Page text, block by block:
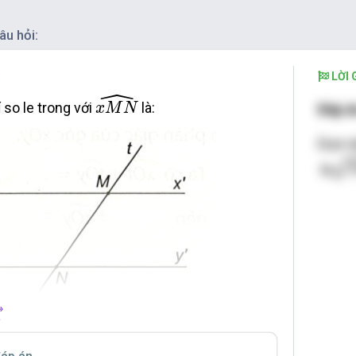
hỏi:
so le trong với ˆ
xMN
xMN^
là:
LỜI
Đáp
Dựa
y